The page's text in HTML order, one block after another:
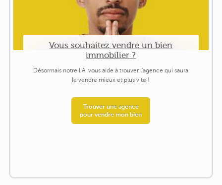
Vous souhaitez vendre un bien
immobilier ?
Désormais notre I.A. vous aide à trouver l'agence qui saura
le vendre mieux et plus vite !
Trouver une agence
pour vendre mon bien